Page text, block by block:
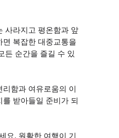
사라지고 평온함과 앞
복잡한 대중교통을
든 순간을 즐길 수 있
함과 여유로움의 이
받아들일 준비가 되
요. 원활한 여행이 기